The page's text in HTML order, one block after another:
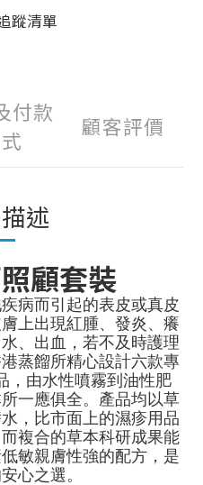
蹤清單
付款
顧客評價
述
顧套裝
病而引起的表皮或真皮
上出現紅腫、發炎、癢
、出血，若不及時護理
蒸餾所精心設計六款專
，由水性噴霧到油性肥
一應俱全。產品均以草
，比市面上的濕疹用品
複合的草本科研成果能
敏親膚性強的配方，是
心之選。